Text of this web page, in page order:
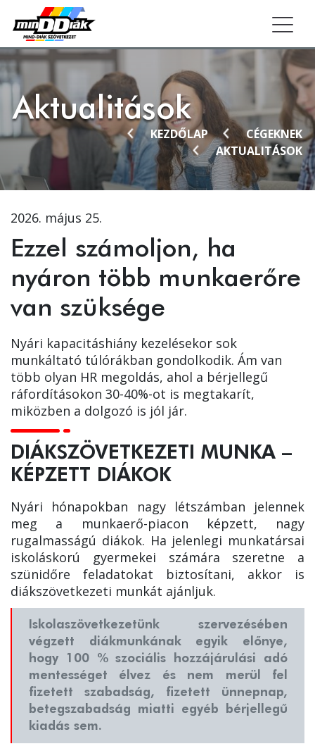
Aktualitások
KEZDŐLAP
CÉGEKNEK
AKTUALITÁSOK
2026. május 25.
Ezzel számoljon, ha
nyáron több munkaerőre
van szüksége
Nyári kapacitáshiány kezelésekor sok
munkáltató túlórákban gondolkodik. Ám van
több olyan HR megoldás, ahol a bérjellegű
ráfordításokon 30-40%-ot is megtakarít,
miközben a dolgozó is jól jár.
DIÁKSZÖVETKEZETI MUNKA –
KÉPZETT DIÁKOK
Nyári hónapokban nagy létszámban jelennek
meg a munkaerő-piacon képzett, nagy
rugalmasságú diákok. Ha jelenlegi munkatársai
iskoláskorú gyermekei számára szeretne a
szünidőre feladatokat biztosítani, akkor is
diákszövetkezeti munkát ajánljuk.
Iskolaszövetkezetünk szervezésében
végzett diákmunkának egyik előnye,
hogy 100 % szociális hozzájárulási adó
mentességet élvez és nem merül fel
fizetett szabadság, fizetett ünnepnap,
betegszabadság miatti egyéb bérjellegű
kiadás sem.